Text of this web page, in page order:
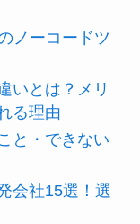
ノーコードツ
いとは？メリ
る理由
と・できない
会社15選！選